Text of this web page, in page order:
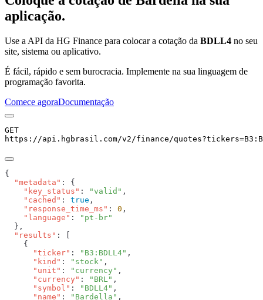
aplicação.
Use a API da HG Finance para colocar a cotação da BDLL4 no seu
site, sistema ou aplicativo.
É fácil, rápido e sem burocracia. Implemente na sua linguagem de
programação favorita.
Comece agoraDocumentação
GET
https://api.hgbrasil.com/v2/finance/quotes?tickers=
  "metadata"
    "key_status"
: "valid"
    "cached"
: true
    "response_time_ms"
: 0
    "language"
:
  "results"
      "ticker"
: "B3:BDLL4"
      "kind"
: "stock"
      "unit"
: "currency"
      "currency"
: "BRL"
      "symbol"
: "BDLL4"
      "name"
: "Bardella"